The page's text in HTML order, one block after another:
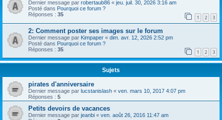
Dernier message par robertaub86 « jeu. juil. 30, 2026 3:16 am
Posté dans Pourquoi ce forum ?
Réponses : 35 1 2 3
2: Comment poster ses images sur le forum
Dernier message par Kimpaper « dim. avr. 12, 2026 2:52 pm
Posté dans Pourquoi ce forum ?
Réponses : 35 1 2 3
Sujets
pirates d'anniversaire
Dernier message par lucstanislash « ven. mars 10, 2017 4:07 pm
Réponses : 5
Petits devoirs de vacances
Dernier message par jeanbi « ven. août 26, 2016 11:47 am